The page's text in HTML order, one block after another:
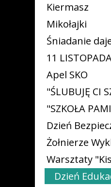
Kiermasz
Mikołajki
Śniadanie
11
Apel SKO
"ŚLUBUJĘ CI
"SZKOŁA
Dzień
Żołnierze
Warsztaty
Dzień